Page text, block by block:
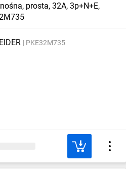
prosta, 32A, 3p+N+E,
PKE32M735